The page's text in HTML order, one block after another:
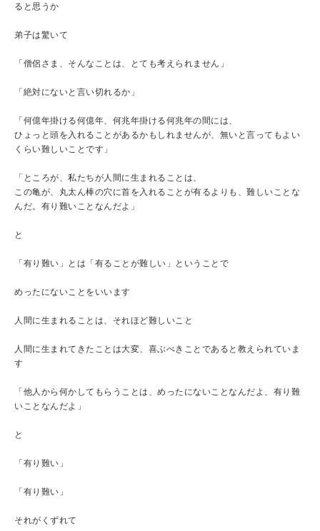
ると思うか
弟子は驚いて
「僧侶さま、そんなことは、とても考えられません」
「絶対にないと言い切れるか」
「何億年掛ける何億年、何兆年掛ける何兆年の間には、
ひょっと頭を入れることがあるかもしれませんが、無いと言ってもよい
くらい難しいことです」
「ところが、私たちが人間に生まれることは、
この亀が、丸太ん棒の穴に首を入れることが有るよりも、難しいことな
んだ。有り難いことなんだよ」
と
「有り難い」とは「有ることが難しい」ということで
めったにないことをいいます
人間に生まれることは、それほど難しいこと
人間に生まれてきたことは大変、喜ぶべきことであると教えられていま
す
「他人から何かしてもらうことは、めったにないことなんだよ、有り難
いことなんだよ」
と
「有り難い」
「有り難い」
それがくずれて